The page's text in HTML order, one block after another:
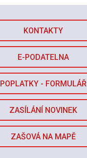
KONTAKTY
E-PODATELNA
POPLATKY - FORMULÁŘ
ZASÍLÁNÍ NOVINEK
ZAŠOVÁ NA MAPĚ